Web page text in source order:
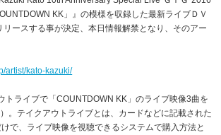
KK」』の模様を収録した最新ライブＤＶ
リースする事が決定、本日情報解禁となり、そのアー
artist/kato-kazuki/
トライブで「COUNTDOWN KK」のライブ映像3曲を
。テイクアウトライブとは、カードなどに記載された
で、ライブ映像を視聴できるシステムで購入方法と